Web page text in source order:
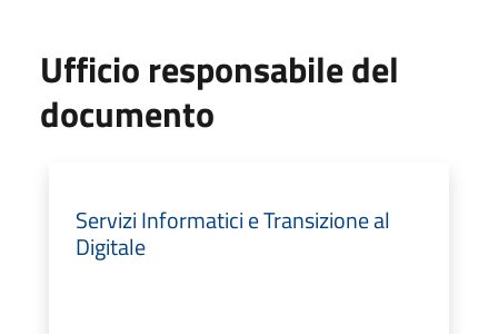
Ufficio responsabile del
documento
Servizi Informatici e Transizione al
Digitale